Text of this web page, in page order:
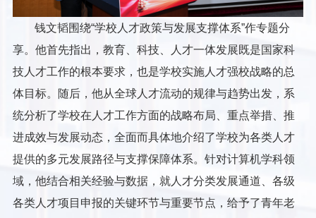
钱文韬围绕“学校人才政策与发展支撑体系”作专题分
享。他首先指出，教育、科技、人才一体发展既是国家科
技人才工作的根本要求，也是学校实施人才强校战略的总
体目标。随后，他从全球人才流动的规律与趋势出发，系
统分析了学校在人才工作方面的战略布局、重点举措、推
进成效与发展动态，全面而具体地介绍了学校为各类人才
提供的多元发展路径与支撑保障体系。针对计算机学科领
域，他结合相关经验与数据，就人才分类发展通道、各级
各类人才项目申报的关键环节与重要节点，给予了青年老